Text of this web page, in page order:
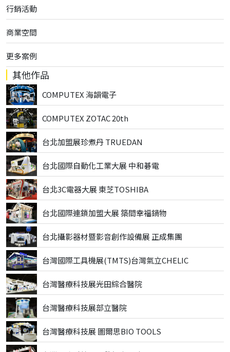
行銷活動
商業空間
更多案例
其他作品
COMPUTEX 海韻電子
COMPUTEX ZOTAC 20th
台北加盟展珍煮丹 TRUEDAN
台北國際自動化工業大展 中和碁電
台北3C電器大展 東芝TOSHIBA
台北國際連鎖加盟大展 築間幸福鍋物
台北攝影器材暨影音創作設備展 正成集團
台灣國際工具機展(TMTS)台灣氣立CHELIC
台灣醫療科技展光田綜合醫院
台灣醫療科技展部立醫院
台灣醫療科技展 圖爾思BIO TOOLS